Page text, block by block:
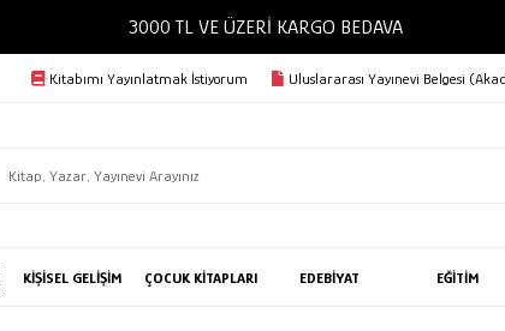
3000 TL VE ÜZERİ KARGO BEDAVA
Kitabımı Yayınlatmak İstiyorum Uluslararası Yayınevi Belgesi
KİŞİSEL GELİŞİM ÇOCUK KİTAPLARI EDEBİYAT EĞİTİM